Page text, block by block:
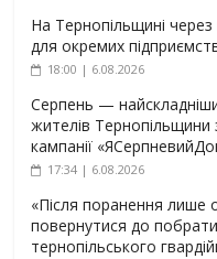
На Тернопільщині
для окремих
18:00 | 6.08.2026
Серпень —
жителів
кампанії
17:34 | 6.08.2026
«Після поранення лише
повернутися до
тернопільського